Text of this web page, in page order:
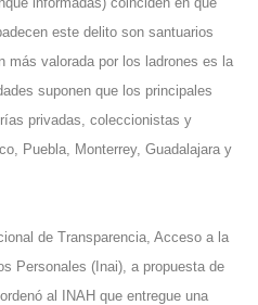
este delito son santuarios
más valorada por los ladrones es la
suponen que los principales
privadas, coleccionistas y
Puebla, Monterrey, Guadalajara y
de Transparencia, Acceso a la
Personales (Inai), a propuesta de
al INAH que entregue una